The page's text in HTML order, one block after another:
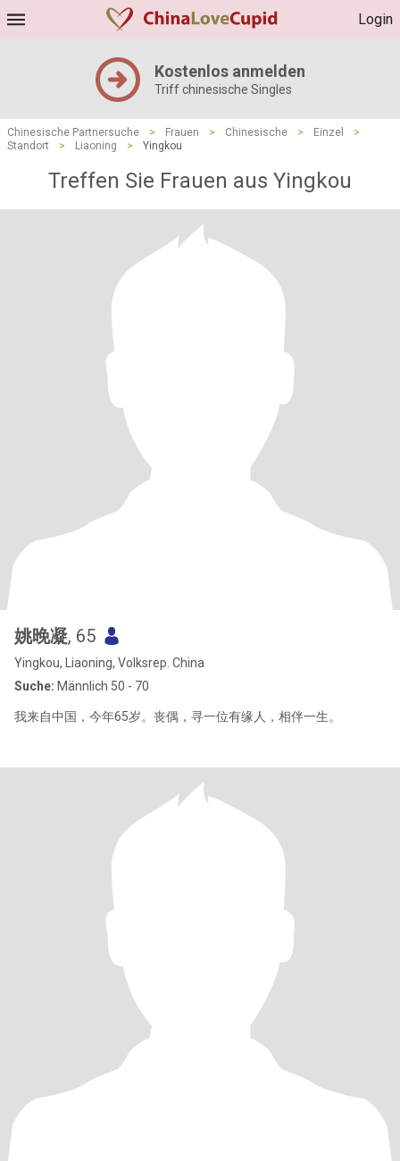
Login
Kostenlos anmelden
Triff chinesische Singles
Chinesische Partnersuche > Frauen > Chinesische > Einzel
>
Standort
> Liaoning > Yingkou
Treffen Sie Frauen aus Yingkou
姚晚凝, 65
Yingkou, Liaoning, Volksrep. China
Suche: Männlich 50 - 70
我来自中国，今年65岁。丧偶，寻一位有缘人，相伴一生。